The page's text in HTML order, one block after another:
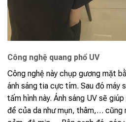
Công nghệ quang phổ UV
Công nghệ này chụp gương mặt
ánh sáng tia cực tím. Sau đó máy
tấm hình này. Ánh sáng UV sẽ
đề của da như mụn, thâm,… cũng